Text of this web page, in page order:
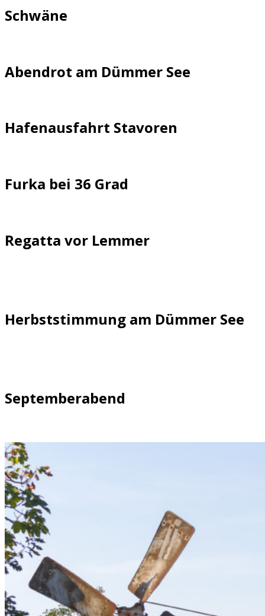
Schwäne
Abendrot am Dümmer See
Hafenausfahrt Stavoren
Furka bei 36 Grad
Regatta vor Lemmer
Herbststimmung am Dümmer See
Septemberabend